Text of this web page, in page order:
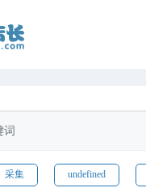
采集 undefined